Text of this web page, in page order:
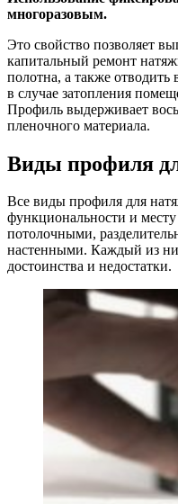
многоразовым.
Это свойство позволяет
капитальный ремонт
полотна, а также отводить
в случае затопления
Профиль выдерживает
пленочного материала.
Виды профиля
Все виды профиля для
функциональности и
потолочными,
настенными. Каждый из
достоинства и недостатки.